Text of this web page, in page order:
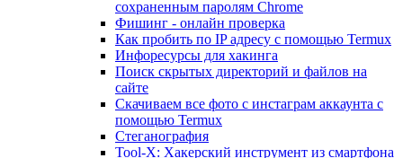
сохраненным паролям Chrome
Фишинг - онлайн проверка
Как пробить по IP адресу с помощью Termux
Инфоресурсы для хакинга
Поиск скрытых директорий и файлов на
сайте
Скачиваем все фото с инстаграм аккаунта с
помощью Termux
Стеганография
Tool-X: Хакерский инструмент из смартфона